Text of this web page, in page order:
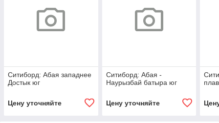
Ситиборд: Абая западнее
Достык юг
Цену уточняйте
Ситиборд: Абая -
Наурызбай батыра юг
Цену уточняйте